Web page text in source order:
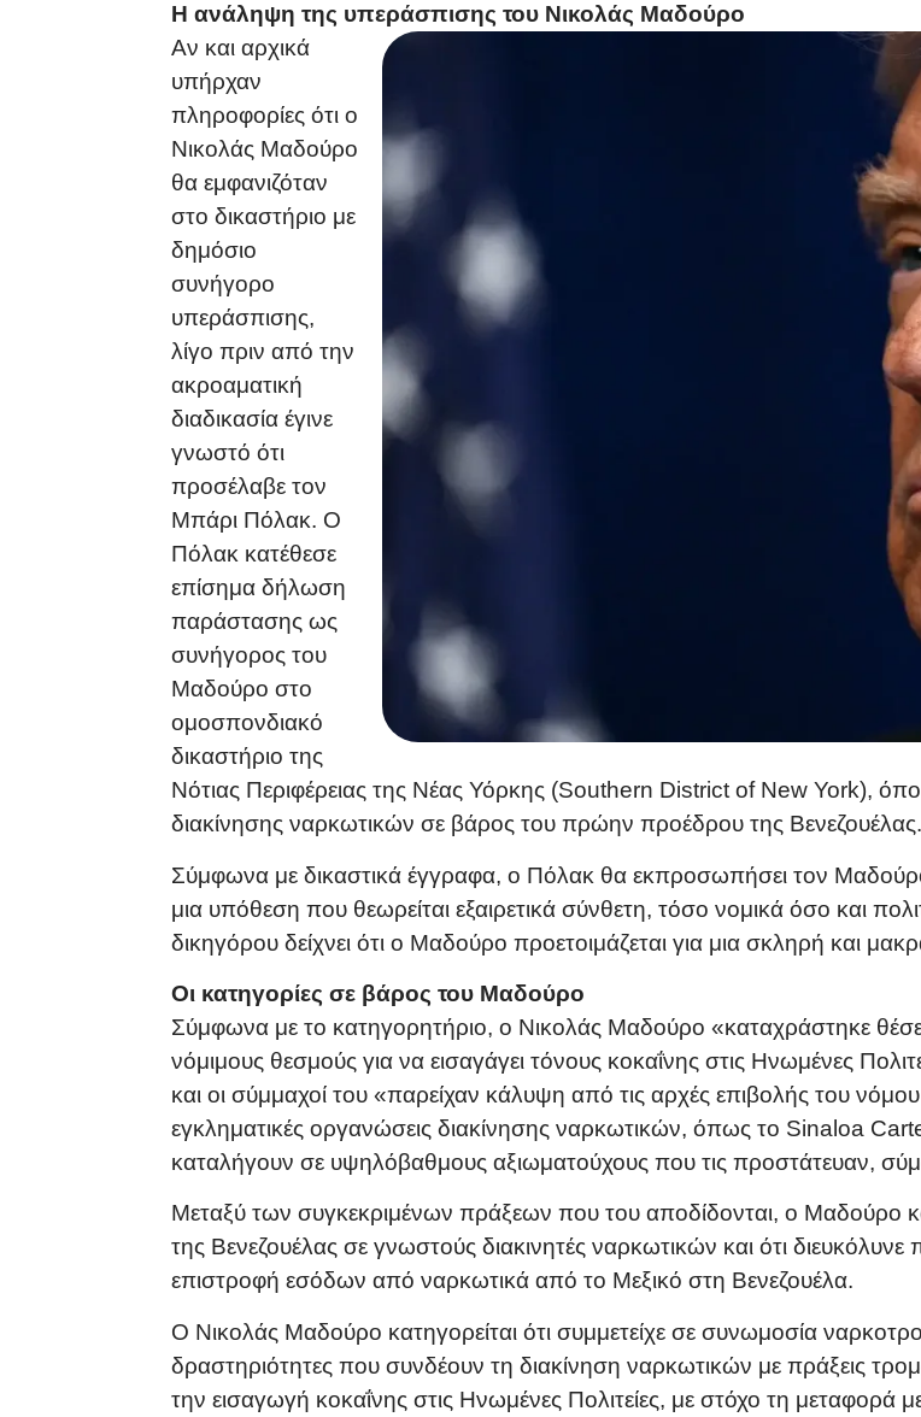
Η ανάληψη της υπεράσπισης του Νικολάς Μαδούρο
Αν και αρχικά
υπήρχαν
πληροφορίες ότι ο
Νικολάς Μαδούρο
θα εμφανιζόταν
στο δικαστήριο με
δημόσιο
συνήγορο
υπεράσπισης,
λίγο πριν από την
ακροαματική
διαδικασία έγινε
γνωστό ότι
προσέλαβε τον
Μπάρι Πόλακ. Ο
Πόλακ κατέθεσε
επίσημα δήλωση
παράστασης ως
συνήγορος του
Μαδούρο στο
ομοσπονδιακό
δικαστήριο της
Νότιας Περιφέρειας της Νέας Υόρκης (Southern District of New York),
διακίνησης ναρκωτικών σε βάρος του πρώην προέδρου της Βενεζουέλας.
Σύμφωνα με δικαστικά έγγραφα, ο Πόλακ θα εκπροσωπήσει τον
μια υπόθεση που θεωρείται εξαιρετικά σύνθετη, τόσο νομικά όσο και
δικηγόρου δείχνει ότι ο Μαδούρο προετοιμάζεται για μια σκληρή και
Οι κατηγορίες σε βάρος του Μαδούρο
Σύμφωνα με το κατηγορητήριο, ο Νικολάς Μαδούρο «καταχράστηκε
νόμιμους θεσμούς για να εισαγάγει τόνους κοκαΐνης στις Ηνωμένες
και οι σύμμαχοί του «παρείχαν κάλυψη από τις αρχές επιβολής του
εγκληματικές οργανώσεις διακίνησης ναρκωτικών, όπως το Sinaloa
καταλήγουν σε υψηλόβαθμους αξιωματούχους που τις προστάτευαν,
Μεταξύ των συγκεκριμένων πράξεων που του αποδίδονται, ο Μαδούρο
της Βενεζουέλας σε γνωστούς διακινητές ναρκωτικών και ότι
επιστροφή εσόδων από ναρκωτικά από το Μεξικό στη Βενεζουέλα.
Ο Νικολάς Μαδούρο κατηγορείται ότι συμμετείχε σε συνωμοσία
δραστηριότητες που συνδέουν τη διακίνηση ναρκωτικών με πράξεις
την εισαγωγή κοκαΐνης στις Ηνωμένες Πολιτείες, με στόχο τη